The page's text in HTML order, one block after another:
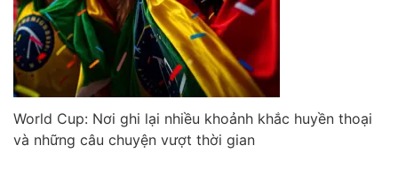
World Cup: Nơi ghi lại nhiều khoảnh khắc huyền thoại
và những câu chuyện vượt thời gian